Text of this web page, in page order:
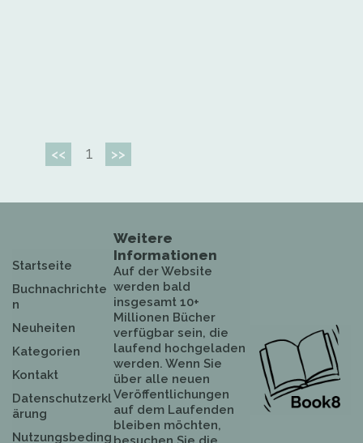
<< 1 >>
Startseite
Buchnachrichte
n
Neuheiten
Kategorien
Kontakt
Datenschutzerkl
ärung
Nutzungsbeding
Weitere
Informationen
Auf der Website
werden bald
insgesamt 10+
Millionen Bücher
verfügbar sein, die
laufend hochgeladen
werden. Wenn Sie
über alle neuen
Veröffentlichungen
auf dem Laufenden
bleiben möchten,